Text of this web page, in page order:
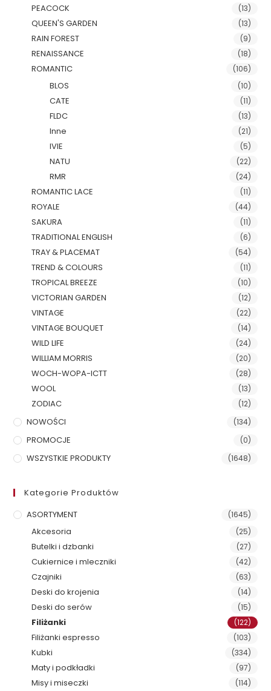
PEACOCK (13)
QUEEN'S GARDEN (13)
RAIN FOREST (9)
RENAISSANCE (18)
ROMANTIC (106)
BLOS (10)
CATE (11)
FLDC (13)
Inne (21)
IVIE (5)
NATU (22)
RMR (24)
ROMANTIC LACE (11)
ROYALE (44)
SAKURA (11)
TRADITIONAL ENGLISH (6)
TRAY & PLACEMAT (54)
TREND & COLOURS (11)
TROPICAL BREEZE (10)
VICTORIAN GARDEN (12)
VINTAGE (22)
VINTAGE BOUQUET (14)
WILD LIFE (24)
WILLIAM MORRIS (20)
WOCH-WOPA-ICTT (28)
WOOL (13)
ZODIAC (12)
NOWOŚCI (134)
PROMOCJE (0)
WSZYSTKIE PRODUKTY (1648)
Kategorie Produktów
ASORTYMENT
(1645)
Akcesoria (25)
Butelki i dzbanki (27)
Cukiernice i mleczniki (42)
Czajniki (63)
Deski do krojenia (14)
Deski do serów (15)
Filiżanki (122)
Filiżanki espresso (103)
Kubki (334)
Maty i podkładki (97)
Misy i miseczki (114)